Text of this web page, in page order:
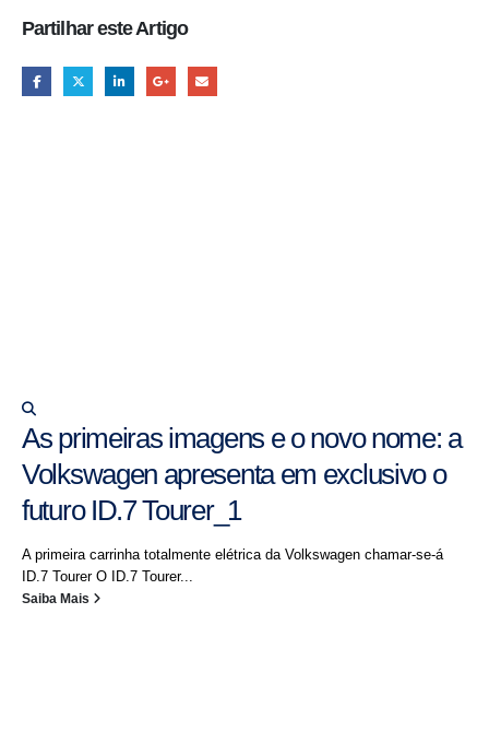
Partilhar este Artigo
As primeiras imagens e o novo nome: a
Volkswagen apresenta em exclusivo o
futuro ID.7 Tourer_1
A primeira carrinha totalmente elétrica da Volkswagen chamar-se-á
ID.7 Tourer O ID.7 Tourer...
Saiba Mais